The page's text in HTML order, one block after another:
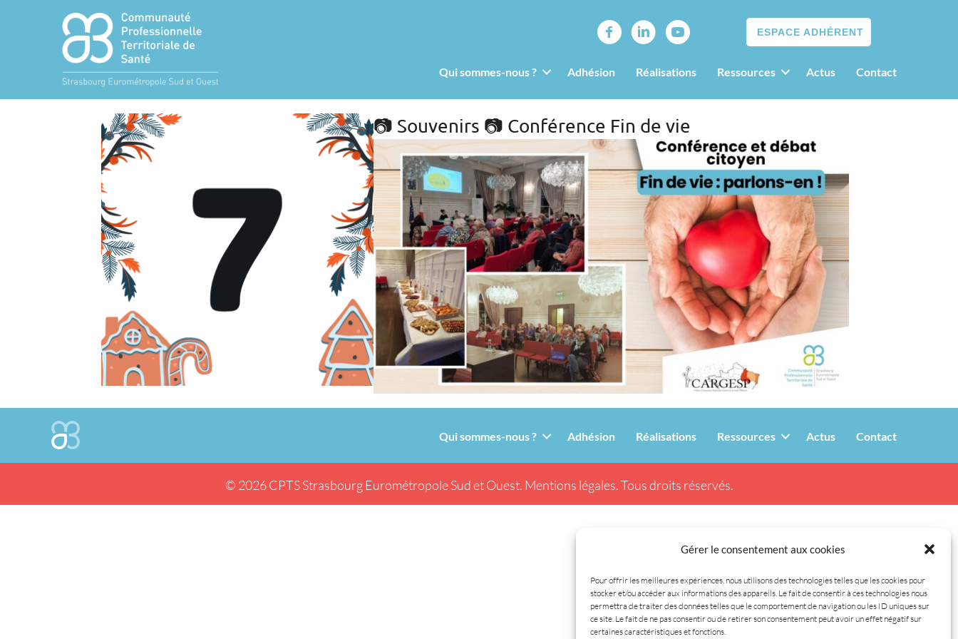
Gérer le consentement aux cookies
Pour offrir les meilleures expériences, nous utilisons des technologies telles que les cookies pour
stocker et/ou accéder aux informations des appareils. Le fait de consentir à ces technologies nous
permettra de traiter des données telles que le comportement de navigation ou les ID uniques sur
ce site. Le fait de ne pas consentir ou de retirer son consentement peut avoir un effet négatif sur
certaines caractéristiques et fonctions.
ESPACE ADHÉRENT
Qui sommes-nous ? Adhésion Réalisations Ressources Actus Contact
📷 Souvenirs 📷 Conférence Fin de vie
Qui sommes-nous ? Adhésion Réalisations Ressources Actus Contact
© 2026 CPTS Strasbourg Eurométropole Sud et Ouest. Mentions légales.Tous droits réservés.